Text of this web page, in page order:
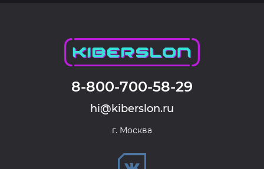
8-800-700-58-29
hi@kiberslon.ru
г. Москва